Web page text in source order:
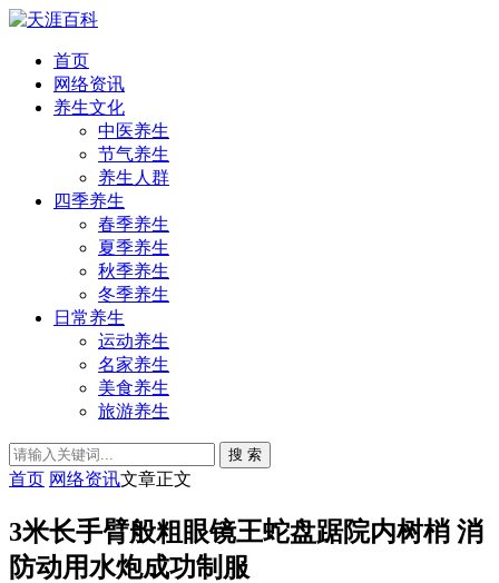
首页
网络资讯
养生文化
中医养生
节气养生
养生人群
四季养生
春季养生
夏季养生
秋季养生
冬季养生
日常养生
运动养生
名家养生
美食养生
旅游养生
搜 索
首页 网络资讯文章正文
3米长手臂般粗眼镜王蛇盘踞院内树梢 消
防动用水炮成功制服